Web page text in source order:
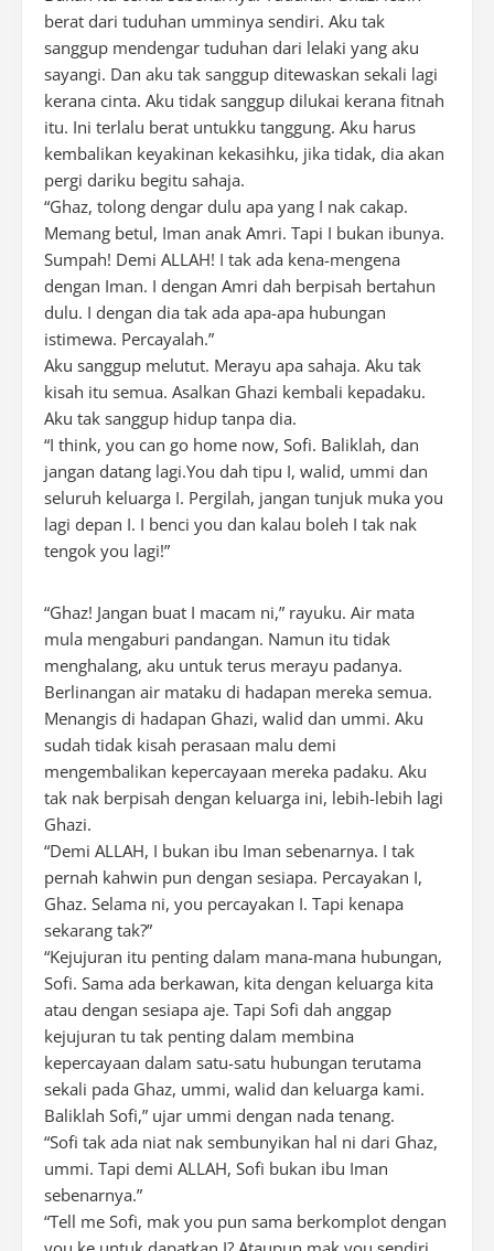
berat dari tuduhan umminya sendiri. Aku tak
sanggup mendengar tuduhan dari lelaki yang aku
sayangi. Dan aku tak sanggup ditewaskan sekali lagi
kerana cinta. Aku tidak sanggup dilukai kerana fitnah
itu. Ini terlalu berat untukku tanggung. Aku harus
kembalikan keyakinan kekasihku, jika tidak, dia akan
pergi dariku begitu sahaja.
“Ghaz, tolong dengar dulu apa yang I nak cakap.
Memang betul, Iman anak Amri. Tapi I bukan ibunya.
Sumpah! Demi ALLAH! I tak ada kena-mengena
dengan Iman. I dengan Amri dah berpisah bertahun
dulu. I dengan dia tak ada apa-apa hubungan
istimewa. Percayalah.”
Aku sanggup melutut. Merayu apa sahaja. Aku tak
kisah itu semua. Asalkan Ghazi kembali kepadaku.
Aku tak sanggup hidup tanpa dia.
“I think, you can go home now, Sofi. Baliklah, dan
jangan datang lagi.You dah tipu I, walid, ummi dan
seluruh keluarga I. Pergilah, jangan tunjuk muka you
lagi depan I. I benci you dan kalau boleh I tak nak
tengok you lagi!”
“Ghaz! Jangan buat I macam ni,” rayuku. Air mata
mula mengaburi pandangan. Namun itu tidak
menghalang, aku untuk terus merayu padanya.
Berlinangan air mataku di hadapan mereka semua.
Menangis di hadapan Ghazi, walid dan ummi. Aku
sudah tidak kisah perasaan malu demi
mengembalikan kepercayaan mereka padaku. Aku
tak nak berpisah dengan keluarga ini, lebih-lebih lagi
Ghazi.
“Demi ALLAH, I bukan ibu Iman sebenarnya. I tak
pernah kahwin pun dengan sesiapa. Percayakan I,
Ghaz. Selama ni, you percayakan I. Tapi kenapa
sekarang tak?”
“Kejujuran itu penting dalam mana-mana hubungan,
Sofi. Sama ada berkawan, kita dengan keluarga kita
atau dengan sesiapa aje. Tapi Sofi dah anggap
kejujuran tu tak penting dalam membina
kepercayaan dalam satu-satu hubungan terutama
sekali pada Ghaz, ummi, walid dan keluarga kami.
Baliklah Sofi,” ujar ummi dengan nada tenang.
“Sofi tak ada niat nak sembunyikan hal ni dari Ghaz,
ummi. Tapi demi ALLAH, Sofi bukan ibu Iman
sebenarnya.”
“Tell me Sofi, mak you pun sama berkomplot dengan